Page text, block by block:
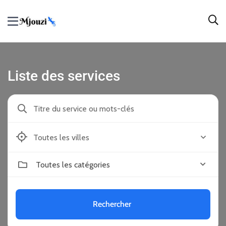
Liste des services
Acoua
Toutes les catégories
Rechercher